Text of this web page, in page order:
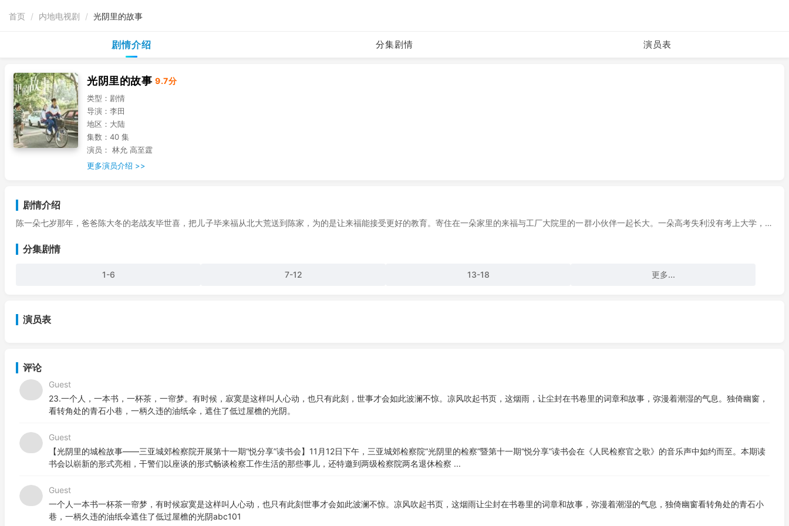
首页 / 内地电视剧 / 光阴里的故事
剧情介绍 分集剧情 演员表
光阴里的故事 9.7分
类型： 剧情
导演： 李田
地区： 大陆
集数： 40 集
演员： 林允 高至霆
更多演员介绍 >>
剧情介绍
陈一朵七岁那年，爸爸陈大冬的老战友毕世喜，把儿子毕来福从北大荒送到陈家，为的是让来福能接受更好的教育。寄住在一朵家里的来福与工厂大院里的一群小伙伴一起长大。一朵高考失利没有考上大学，在
牌自行车厂逐渐没落，来福觉得自行
分集剧情
1-6 7-12 13-18 更多...
演员表
评论
Guest
23.一个人，一本书，一杯茶，一帘梦。有时候，寂寞是这样叫人心动，也只有此刻，世事才会如此波澜不惊。凉风吹起书页，这烟雨，让尘封在书卷里的词章和故事，弥漫着潮湿的气息。独倚幽窗，
看转角处的青石小巷，一柄久违的油纸伞，遮住了低过屋檐的光阴。
Guest
【光阴里的城检故事——三亚城郊检察院开展第十一期“悦分享”读书会】11月12日下午，三亚城郊检察院“光阴里的检察”暨第十一期“悦分享”读书会在《人民检察官之歌》的音乐声中如约而至。本期读
书会以崭新的形式亮相，干警们以座谈的形式畅谈检察工作生活的那些事儿，还特邀到两级检察院两名退休检察 ...
Guest
一个人一本书一杯茶一帘梦，有时候寂寞是这样叫人心动，也只有此刻世事才会如此波澜不惊。凉风吹起书页，这烟雨让尘封在书卷里的词章和故事，弥漫着潮湿的气息，独倚幽窗看转角处的青石小
巷，一柄久违的油纸伞遮住了低过屋檐的光阴abc101